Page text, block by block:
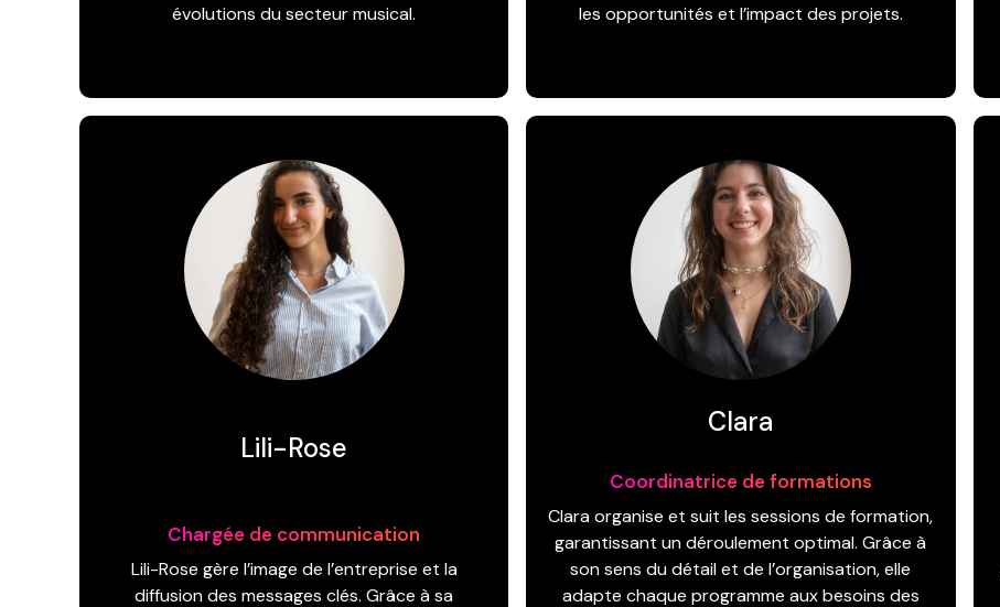
évolutions du secteur musical.
les opportunités et l’impact des projets.
Lili-Rose
Chargée de communication
Lili-Rose gère l’image de l’entreprise et la
diffusion des messages clés. Grâce à sa
Clara
Coordinatrice de formations
Clara organise et suit les sessions de formation,
garantissant un déroulement optimal. Grâce à
son sens du détail et de l’organisation, elle
adapte chaque programme aux besoins des